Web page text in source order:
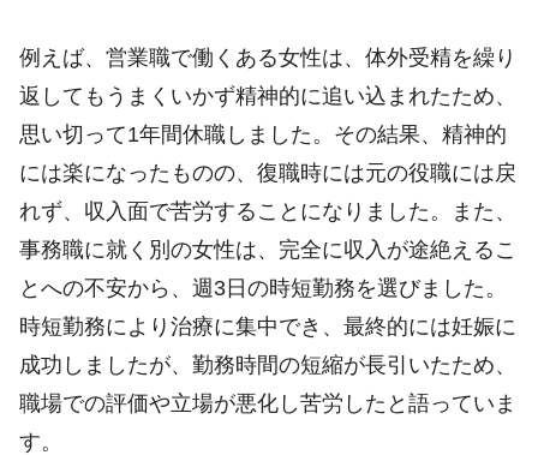
例えば、営業職で働くある女性は、体外受精を繰り
返してもうまくいかず精神的に追い込まれたため、
思い切って1年間休職しました。その結果、精神的
には楽になったものの、復職時には元の役職には戻
れず、収入面で苦労することになりました。また、
事務職に就く別の女性は、完全に収入が途絶えるこ
とへの不安から、週3日の時短勤務を選びました。
時短勤務により治療に集中でき、最終的には妊娠に
成功しましたが、勤務時間の短縮が長引いたため、
職場での評価や立場が悪化し苦労したと語っていま
す。